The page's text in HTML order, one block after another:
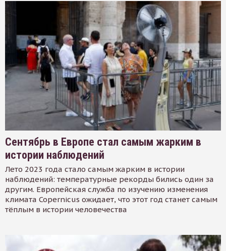
Сентябрь в Европе стал самым жарким в
истории наблюдений
Лето 2023 года стало самым жарким в истории
наблюдений: температурные рекорды бились один за
другим. Европейская служба по изучению изменения
климата Copernicus ожидает, что этот год станет самым
тёплым в истории человечества